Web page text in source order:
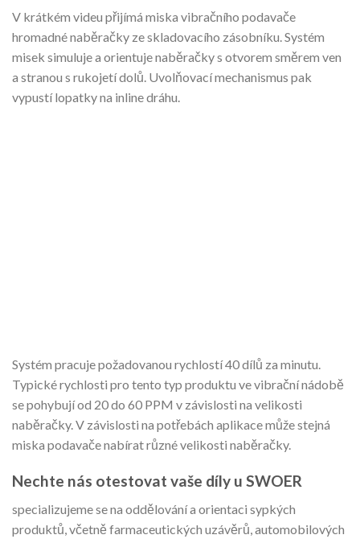
V krátkém videu přijímá miska vibračního podavače
hromadné naběračky ze skladovacího zásobníku. Systém
misek simuluje a orientuje naběračky s otvorem směrem ven
a stranou s rukojetí dolů. Uvolňovací mechanismus pak
vypustí lopatky na inline dráhu.
Systém pracuje požadovanou rychlostí 40 dílů za minutu.
Typické rychlosti pro tento typ produktu ve vibrační nádobě
se pohybují od 20 do 60 PPM v závislosti na velikosti
naběračky. V závislosti na potřebách aplikace může stejná
miska podavače nabírat různé velikosti naběračky.
Nechte nás otestovat vaše díly u SWOER
specializujeme se na oddělování a orientaci sypkých
produktů, včetně farmaceutických uzávěrů, automobilových